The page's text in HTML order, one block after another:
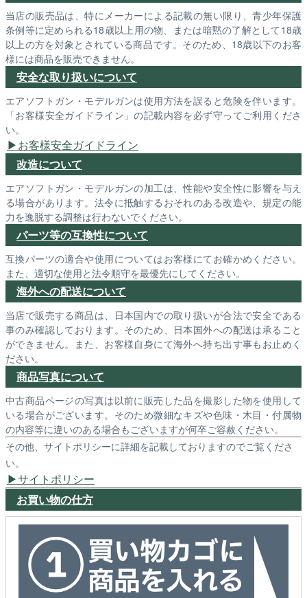
当店の販売品は、特にメーカーによる記載の無い限り、青少年保護
条例等に定められる18歳以上用の物、または暗黙の了解として18歳
以上の方を対象とされている商品です。そのため、18歳以下のお客
様には商品を販売できません。
安全な取り扱いについて
エアソフトガン・モデルガンは使用方法を誤ると危険を伴います。
「お客様安全ガイドライン」の記載内容を必ず守ってご利用くださ
い。
お客様安全ガイドライン
改造について
エアソフトガン・モデルガンの加工は、性能や安全性に影響を与え
る場合があります。法令に抵触するおそれのある改造や、規定の能
力を逸脱する調整は行わないでください。
パーツ等の互換性について
互換パーツの適合や使用についてはお客様にてお確かめください。
また、適切な使用と法令順守を最優先にしてください。
海外への配送について
当店で販売する商品は、日本国内での取り扱いが合法で安全である
事のみ確認しております。そのため、日本国外への配送は承ること
ができません。また、お客様自身にて海外へ持ち出す事もお止めく
ださい。
商品写真について
中古商品ページの写真は以前に販売した品を撮影した物を使用して
いる場合がございます。そのため微細なキズや色味・木目・付属物
の内容等に違いのある場合もございますが何卒ご容赦ください。
その他、サイトポリシーに詳細を記載しておりますのでご覧くださ
い。
サイトポリシー
お買い物の仕方